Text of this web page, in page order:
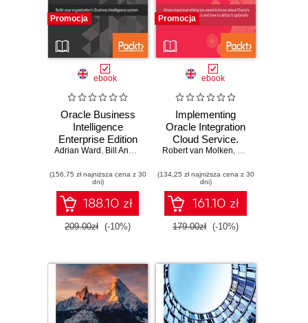
Promocja
ebook
Oracle Business
Intelligence
Enterprise Edition
12c. Build your
Business
Intelligence system
- Second Edition
Adrian Ward , Bill Anderson Haroun Khan
(156,75 zł najniższa cena z 30
dni)
188.10 zł
209.00zł (-10%)
Promocja
ebook
Implementing
Oracle Integration
Cloud Service.
Click here to enter
Robert van Molken, Philip Wilkins
(134,25 zł najniższa cena z 30
dni)
161.10 zł
179.00zł (-10%)